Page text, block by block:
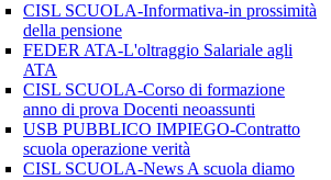
CISL SCUOLA-Informativa-in prossimità
della pensione
FEDER ATA-L'oltraggio Salariale agli
ATA
CISL SCUOLA-Corso di formazione
anno di prova Docenti neoassunti
USB PUBBLICO IMPIEGO-Contratto
scuola operazione verità
CISL SCUOLA-News A scuola diamo